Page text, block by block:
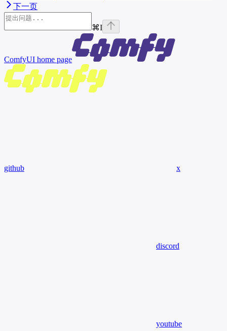
下一页
⌘I
ComfyUI home page
github x
discord
youtube